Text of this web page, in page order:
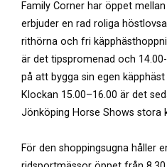
Family Corner har öppet
erbjuder en rad roliga
rithörna och fri
är det tipspromenad och
på att bygga sin egen
Klockan 15.00–16.00 är det
Jönköping Horse Shows stora
För den shoppingsugna håller